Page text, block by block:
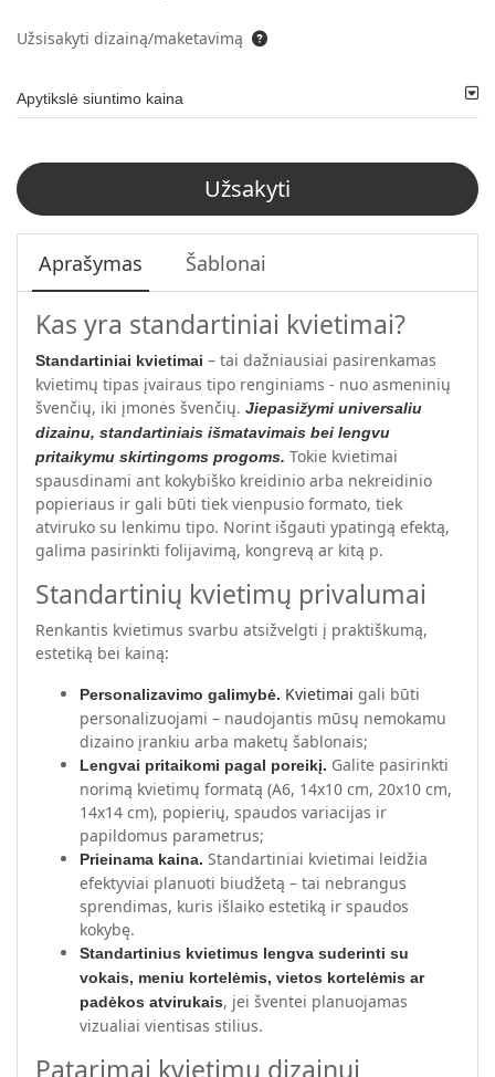
Užsisakyti dizainą/maketavimą
Apytikslė siuntimo kaina
Užsakyti
Aprašymas Šablonai
Kas yra standartiniai kvietimai?
Standartiniai kvietimai – tai dažniausiai pasirenkamas
kvietimų tipas įvairaus tipo renginiams - nuo asmeninių
švenčių, iki įmonės švenčių. Jiepasižymi universaliu
dizainu, standartiniais išmatavimais bei lengvu
pritaikymu skirtingoms progoms. Tokie kvietimai
spausdinami ant kokybiško kreidinio arba nekreidinio
popieriaus ir gali būti tiek vienpusio formato, tiek
atviruko su lenkimu tipo. Norint išgauti ypatingą efektą,
galima pasirinkti folijavimą, kongrevą ar kitą p.
Standartinių kvietimų privalumai
Renkantis kvietimus svarbu atsižvelgti į praktiškumą,
estetiką bei kainą:
Personalizavimo galimybė. Kvietimai gali būti
personalizuojami – naudojantis mūsų nemokamu
dizaino įrankiu arba maketų šablonais;
Lengvai pritaikomi pagal poreikį. Galite pasirinkti
norimą kvietimų formatą (A6, 14x10 cm, 20x10 cm,
14x14 cm), popierių, spaudos variacijas ir
papildomus parametrus;
Prieinama kaina. Standartiniai kvietimai leidžia
efektyviai planuoti biudžetą – tai nebrangus
sprendimas, kuris išlaiko estetiką ir spaudos
kokybę.
Standartinius kvietimus lengva suderinti su
vokais, meniu kortelėmis, vietos kortelėmis ar
padėkos atvirukais, jei šventei planuojamas
vizualiai vientisas stilius.
Patarimai kvietimų dizainui